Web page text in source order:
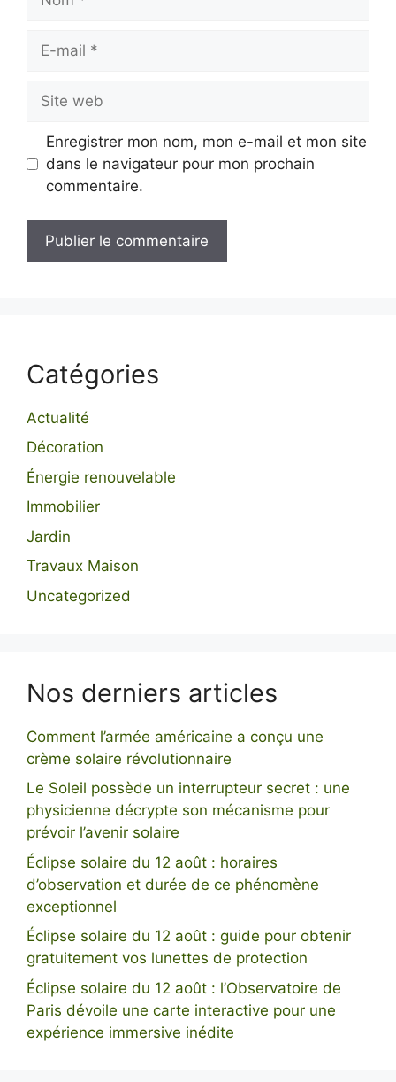
Site
web
Enregistrer mon nom, mon e-mail et mon site
dans le navigateur pour mon prochain
commentaire.
Catégories
Actualité
Décoration
Énergie renouvelable
Immobilier
Jardin
Travaux Maison
Uncategorized
Nos derniers articles
Comment l’armée américaine a conçu une
crème solaire révolutionnaire
Le Soleil possède un interrupteur secret : une
physicienne décrypte son mécanisme pour
prévoir l’avenir solaire
Éclipse solaire du 12 août : horaires
d’observation et durée de ce phénomène
exceptionnel
Éclipse solaire du 12 août : guide pour obtenir
gratuitement vos lunettes de protection
Éclipse solaire du 12 août : l’Observatoire de
Paris dévoile une carte interactive pour une
expérience immersive inédite